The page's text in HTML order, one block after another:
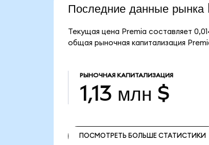
Последние данные
Текущая цена Premia составляет
общая рыночная капитализация
РЫНОЧНАЯ КАПИТАЛИЗАЦИЯ
1,13 млн $
ПОСМОТРЕТЬ БОЛЬШЕ СТАТИСТИКИ